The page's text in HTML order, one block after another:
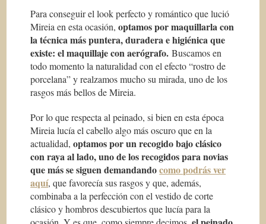
Para conseguir el look perfecto y romántico que lució
Mireia en esta ocasión,optamos por maquillarla con
la técnica más puntera, duradera e higiénica que
existe: elmaquillaje con aerógrafo.Buscamos en
todo momento la naturalidad con el efecto “rostro de
porcelana” y realzamos mucho su mirada, uno de los
rasgos más bellos de Mireia.
Por lo que respecta al peinado, si bien en esta época
Mireia lucía el cabello algo más oscuro que en la
actualidad,optamos por un recogido bajo clásico
con raya al lado, uno de los recogidos para novias
que más se siguen demandandocomo podrás ver
aquí, que favorecía sus rasgos y que, además,
combinaba a la perfección con el vestido de corte
clásico y hombros descubiertos que lucía para la